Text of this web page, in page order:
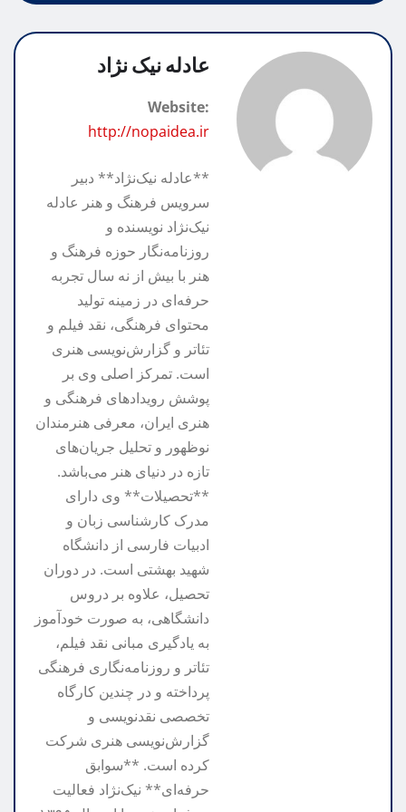
p
r
m
L
n
k
i
h
r
e
عادله نیک نژاد
Website:
http://nopaidea.ir
**عادله نیک‌نژاد** دبیر
سرویس فرهنگ و هنر عادله
نیک‌نژاد نویسنده و
روزنامه‌نگار حوزه فرهنگ و
هنر با بیش از نه سال تجربه
حرفه‌ای در زمینه تولید
محتوای فرهنگی، نقد فیلم و
تئاتر و گزارش‌نویسی هنری
است. تمرکز اصلی وی بر
پوشش رویدادهای فرهنگی و
هنری ایران، معرفی هنرمندان
نوظهور و تحلیل جریان‌های
تازه در دنیای هنر می‌باشد.
**تحصیلات** وی دارای
مدرک کارشناسی زبان و
ادبیات فارسی از دانشگاه
شهید بهشتی است. در دوران
تحصیل، علاوه بر دروس
دانشگاهی، به صورت خودآموز
به یادگیری مبانی نقد فیلم،
تئاتر و روزنامه‌نگاری فرهنگی
پرداخته و در چندین کارگاه
تخصصی نقدنویسی و
گزارش‌نویسی هنری شرکت
کرده است. **سوابق
حرفه‌ای** نیک‌نژاد فعالیت